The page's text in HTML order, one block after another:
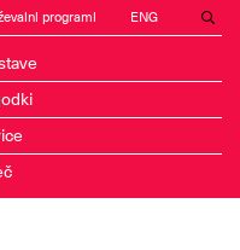
programi ENG